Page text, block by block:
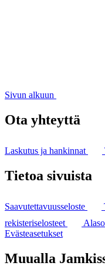
Sivun alkuun
Ota yhteyttä
Laskutus ja hankinnat
Tietoa sivuista
Saavutettavuusseloste
rekisteriselosteet
Evästeasetukset
Muualla